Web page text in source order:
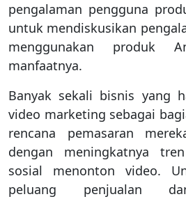
pengalaman pengguna
untuk mendiskusikan
menggunakan produk
manfaatnya.
Banyak sekali bisnis yang
video marketing sebagai
rencana pemasaran
dengan meningkatnya
sosial menonton video.
peluang penjualan